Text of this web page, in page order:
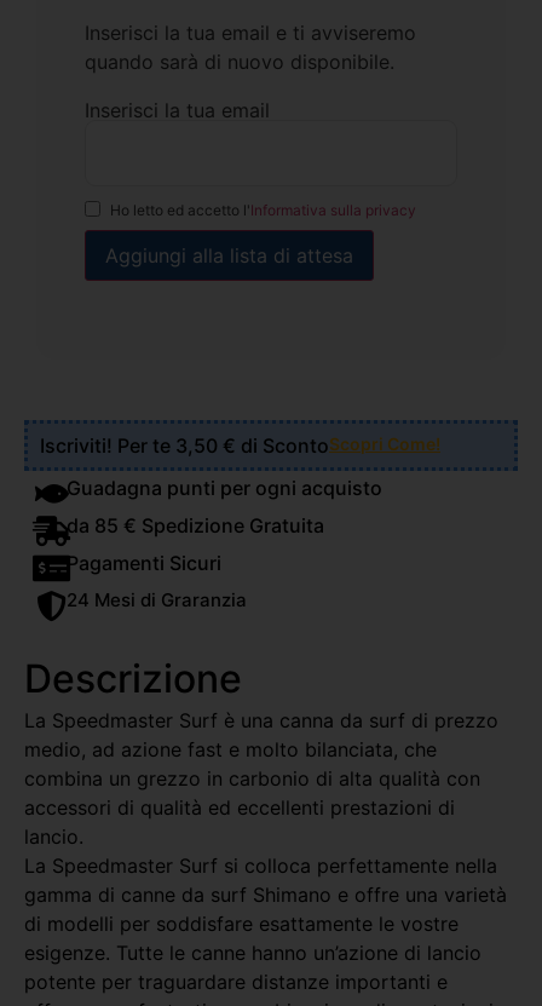
Inserisci la tua email e ti avviseremo
quando sarà di nuovo disponibile.
Inserisci la tua email
Ho letto ed accetto l'Informativa sulla privacy
Iscriviti! Per te 3,50 € di ScontoScopri Come!
Guadagna punti per ogni acquisto
da 85 € Spedizione Gratuita
Pagamenti Sicuri
24 Mesi di Graranzia
Descrizione
La Speedmaster Surf è una canna da surf di prezzo
medio, ad azione fast e molto bilanciata, che
combina un grezzo in carbonio di alta qualità con
accessori di qualità ed eccellenti prestazioni di
lancio.
La Speedmaster Surf si colloca perfettamente nella
gamma di canne da surf Shimano e offre una varietà
di modelli per soddisfare esattamente le vostre
esigenze. Tutte le canne hanno un’azione di lancio
potente per traguardare distanze importanti e